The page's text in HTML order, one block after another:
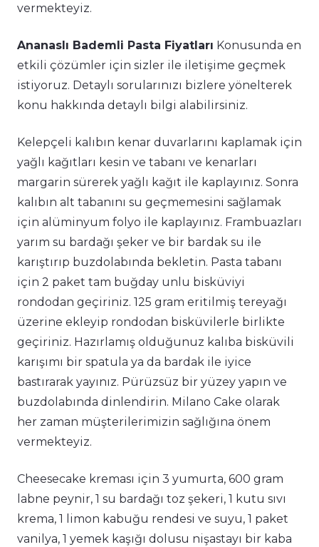
vermekteyiz.
Ananaslı Bademli Pasta Fiyatları Konusunda en
etkili çözümler için sizler ile iletişime geçmek
istiyoruz. Detaylı sorularınızı bizlere yönelterek
konu hakkında detaylı bilgi alabilirsiniz.
Kelepçeli kalıbın kenar duvarlarını kaplamak için
yağlı kağıtları kesin ve tabanı ve kenarları
margarin sürerek yağlı kağıt ile kaplayınız. Sonra
kalıbın alt tabanını su geçmemesini sağlamak
için alüminyum folyo ile kaplayınız. Frambuazları
yarım su bardağı şeker ve bir bardak su ile
karıştırıp buzdolabında bekletin. Pasta tabanı
için 2 paket tam buğday unlu bisküviyi
rondodan geçiriniz. 125 gram eritilmiş tereyağı
üzerine ekleyip rondodan bisküvilerle birlikte
geçiriniz. Hazırlamış olduğunuz kalıba bisküvili
karışımı bir spatula ya da bardak ile iyice
bastırarak yayınız. Pürüzsüz bir yüzey yapın ve
buzdolabında dinlendirin. Milano Cake olarak
her zaman müşterilerimizin sağlığına önem
vermekteyiz.
Cheesecake kreması için 3 yumurta, 600 gram
labne peynir, 1 su bardağı toz şekeri, 1 kutu sıvı
krema, 1 limon kabuğu rendesi ve suyu, 1 paket
vanilya, 1 yemek kaşığı dolusu nişastayı bir kaba